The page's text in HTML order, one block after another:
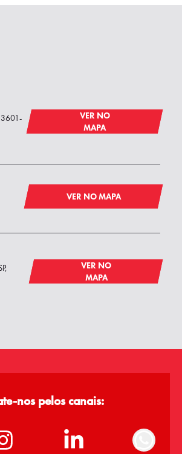
VER NO
MAPA
VER NO MAPA
VER NO
MAPA
nos pelos canais: